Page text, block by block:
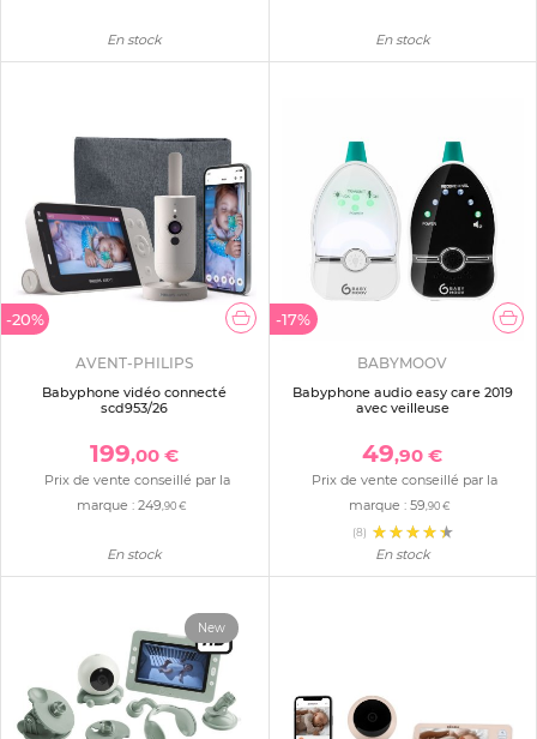
En stock En stock
-20%
AVENT-PHILIPS
Babyphone vidéo connecté
scd953/26
199,00 €
Prix de vente conseillé par la
marque :249 ,90 €
En stock
-17%
BABYMOOV
Babyphone audio easy care 2019
avec veilleuse
49,90 €
Prix de vente conseillé par la
marque :59 ,90 €
(8)
En stock
New